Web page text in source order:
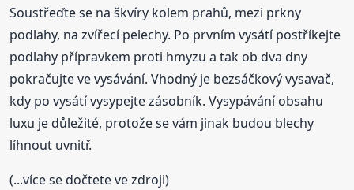
Soustřeďte se na škvíry kolem prahů, mezi prkny
podlahy, na zvířecí pelechy. Po prvním vysátí postříkejte
podlahy přípravkem proti hmyzu a tak ob dva dny
pokračujte ve vysávání. Vhodný je bezsáčkový vysavač,
kdy po vysátí vysypejte zásobník. Vysypávání obsahu
luxu je důležité, protože se vám jinak budou blechy
líhnout uvnitř.
(...více se dočtete ve zdroji)